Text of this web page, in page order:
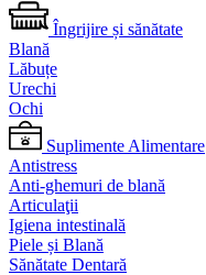
Îngrijire și sănătate
Blană
Lăbuțe
Urechi
Ochi
Suplimente Alimentare
Antistress
Anti-ghemuri de blană
Articulaţii
Igiena intestinală
Piele și Blană
Sănătate Dentară